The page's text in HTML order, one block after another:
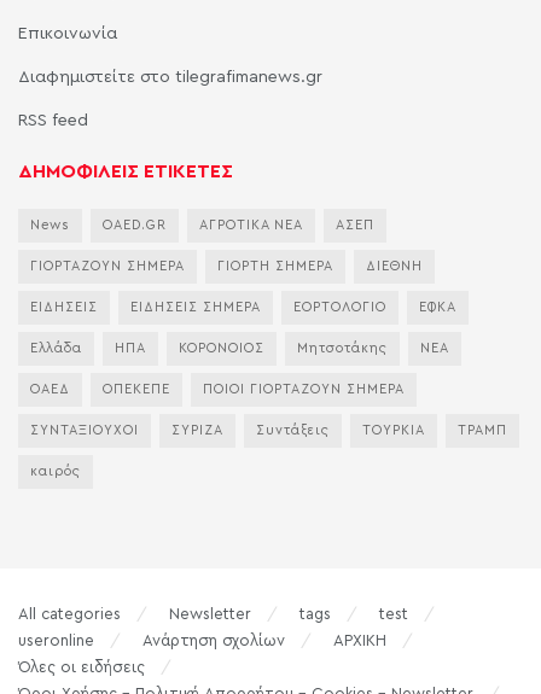
Επικοινωνία
Διαφημιστείτε στο tilegrafimanews.gr
RSS feed
ΔΗΜΟΦΙΛΕΙΣ ΕΤΙΚΕΤΕΣ
News OAED.GR ΑΓΡΟΤΙΚΑ ΝΕΑ ΑΣΕΠ
ΓΙΟΡΤΑΖΟΥΝ ΣΗΜΕΡΑ ΓΙΟΡΤΗ ΣΗΜΕΡΑ ΔΙΕΘΝΗ
ΕΙΔΗΣΕΙΣ ΕΙΔΗΣΕΙΣ ΣΗΜΕΡΑ ΕΟΡΤΟΛΟΓΙΟ ΕΦΚΑ
Ελλάδα ΗΠΑ ΚΟΡΟΝΟΙΟΣ Μητσοτάκης ΝΕΑ
ΟΑΕΔ ΟΠΕΚΕΠΕ ΠΟΙΟΙ ΓΙΟΡΤΑΖΟΥΝ ΣΗΜΕΡΑ
ΣΥΝΤΑΞΙΟΥΧΟΙ ΣΥΡΙΖΑ Συντάξεις ΤΟΥΡΚΙΑ ΤΡΑΜΠ
καιρός
All categories Newsletter tags
test
useronline
Ανάρτηση σχολίων
ΑΡΧΙΚΗ
Όλες οι ειδήσεις